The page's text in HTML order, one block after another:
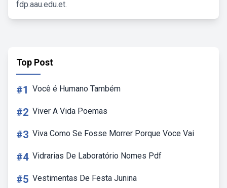
fdp.aau.edu.et.
Top Post
#1 Você é Humano Também
#2 Viver A Vida Poemas
#3 Viva Como Se Fosse Morrer Porque Voce Vai
#4 Vidrarias De Laboratório Nomes Pdf
#5 Vestimentas De Festa Junina